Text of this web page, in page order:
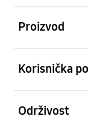
Proizvod
Korisnička
Održivost